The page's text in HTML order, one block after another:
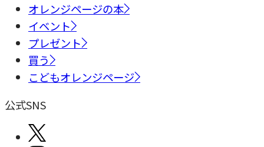
オレンジページの本
イベント
プレゼント
買う
こどもオレンジページ
公式SNS